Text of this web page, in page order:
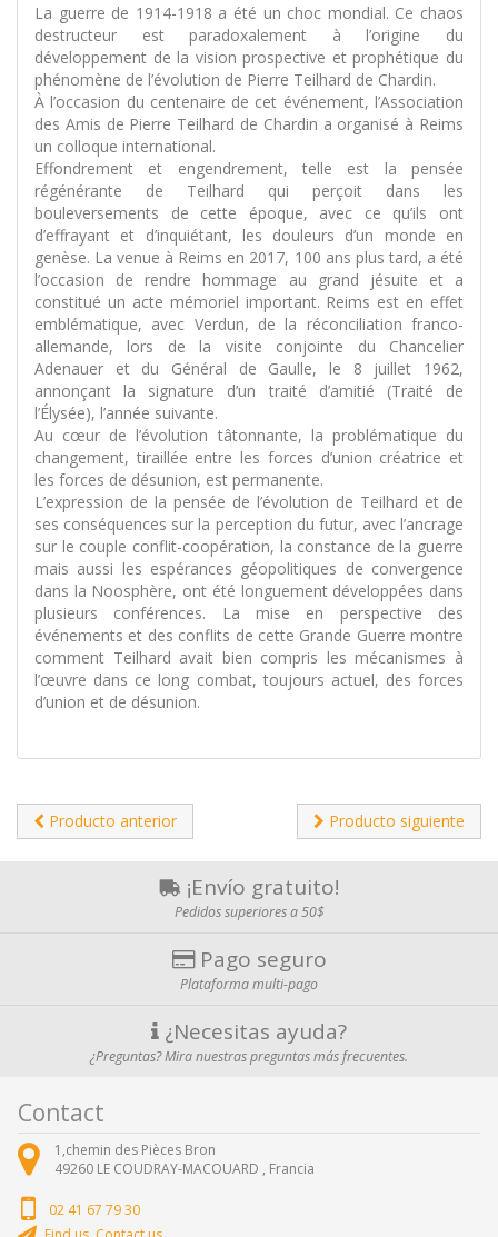
La guerre de 1914-1918 a été un choc mondial. Ce chaos
destructeur est paradoxalement à l’origine du
développement de la vision prospective et prophétique du
phénomène de l’évolution de Pierre Teilhard de Chardin.
À l’occasion du centenaire de cet événement, l’Association
des Amis de Pierre Teilhard de Chardin a organisé à Reims
un colloque international.
Effondrement et engendrement, telle est la pensée
régénérante de Teilhard qui perçoit dans les
bouleversements de cette époque, avec ce qu’ils ont
d’effrayant et d’inquiétant, les douleurs d’un monde en
genèse. La venue à Reims en 2017, 100 ans plus tard, a été
l’occasion de rendre hommage au grand jésuite et a
constitué un acte mémoriel important. Reims est en effet
emblématique, avec Verdun, de la réconciliation franco-
allemande, lors de la visite conjointe du Chancelier
Adenauer et du Général de Gaulle, le 8 juillet 1962,
annonçant la signature d’un traité d’amitié (Traité de
l’Élysée), l’année suivante.
Au cœur de l’évolution tâtonnante, la problématique du
changement, tiraillée entre les forces d’union créatrice et
les forces de désunion, est permanente.
L’expression de la pensée de l’évolution de Teilhard et de
ses conséquences sur la perception du futur, avec l’ancrage
sur le couple conflit-coopération, la constance de la guerre
mais aussi les espérances géopolitiques de convergence
dans la Noosphère, ont été longuement développées dans
plusieurs conférences. La mise en perspective des
événements et des conflits de cette Grande Guerre montre
comment Teilhard avait bien compris les mécanismes à
l’œuvre dans ce long combat, toujours actuel, des forces
d’union et de désunion.
Producto anterior Producto siguiente
¡Envío gratuito!
Pedidos superiores a 50$
Pago seguro
Plataforma multi-pago
¿Necesitas ayuda?
¿Preguntas? Mira nuestras preguntas más frecuentes.
Contact
1,chemin des Pièces Bron
49260 LE COUDRAY-MACOUARD , Francia
02 41 67 79 30